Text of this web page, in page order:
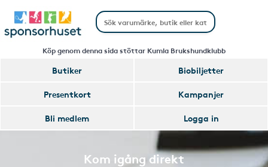
Köp genom denna sida stöttar Kumla Brukshundklubb
Butiker
Biobiljetter
Presentkort
Kampanjer
Bli medlem
Logga in
Kom igång direkt